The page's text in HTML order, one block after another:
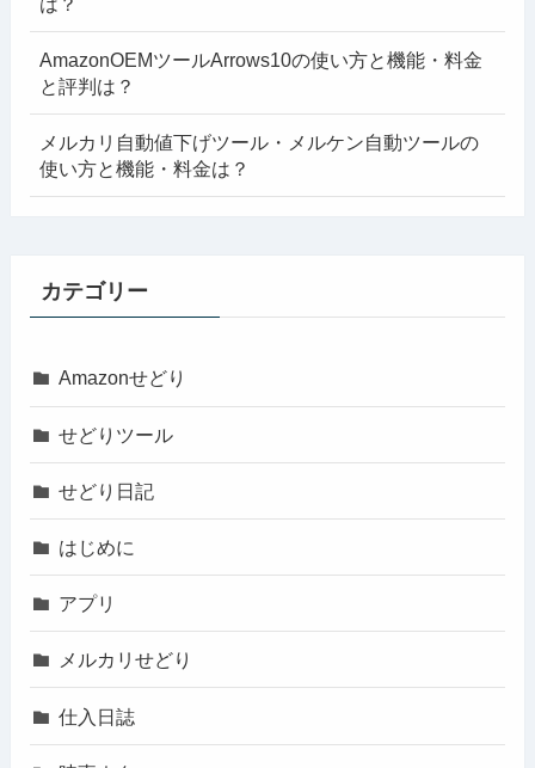
AmazonOEMツールArrows10の使い方と機能・料金
と評判は？
メルカリ自動値下げツール・メルケン自動ツールの
使い方と機能・料金は？
カテゴリー
Amazonせどり
せどりツール
せどり日記
はじめに
アプリ
メルカリせどり
仕入日誌